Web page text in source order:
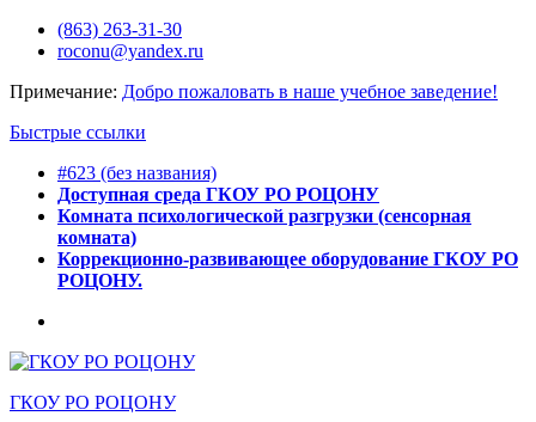
Перейти(863) 263-31-30
roconu@yandex.ru
Примечание: Добро пожаловать в наше учебное заведение!
Быстрые ссылки
#623 (без названия)
Доступная среда ГКОУ РО РОЦОНУ
Комната психологической разгрузки (сенсорная
комната)
Коррекционно-развивающее оборудование ГКОУ РО
РОЦОНУ.
ГКОУ РО РОЦОНУ